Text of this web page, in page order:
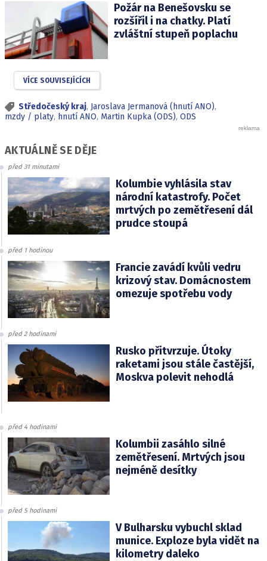
Požár na Benešovsku se
rozšířil i na chatky. Platí
zvláštní stupeň poplachu
VÍCE SOUVISEJÍCÍCH
Středočeský kraj, Jaroslava Jermanová (hnutí ANO),
mzdy / platy, hnutí ANO, Martin Kupka (ODS), ODS
AKTUÁLNĚ SE DĚJE
před 31 minutami
Kolumbie vyhlásila stav
národní katastrofy. Počet
mrtvých po zemětřesení dál
prudce stoupá
před 1 hodinou
Francie zavádí kvůli vedru
krizový stav. Domácnostem
omezuje spotřebu vody
před 2 hodinami
Rusko přitvrzuje. Útoky
raketami jsou stále častější,
Moskva polevit nehodlá
před 4 hodinami
Kolumbii zasáhlo silné
zemětřesení. Mrtvých jsou
nejméně desítky
před 5 hodinami
V Bulharsku vybuchl sklad
munice. Exploze byla vidět na
kilometry daleko